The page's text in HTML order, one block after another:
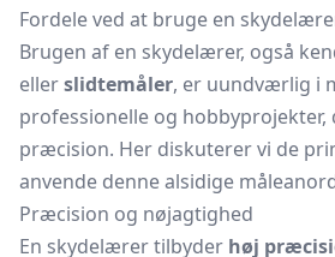
Fordele ved at bruge en
Brugen af en skydelærer, også
ellerslidtemåler, er uundværlig i
professionelle og
præcision. Her diskuterer vi de
anvende denne alsidige
Præcision og nøjagtighed
En skydelærer tilbyder høj